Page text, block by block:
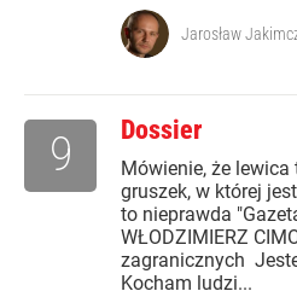
Jarosław
Dossier
Mówienie, że
gruszek, w której
to nieprawda
WŁODZIMIERZ
zagranicznych
Kocham ludzi...
9